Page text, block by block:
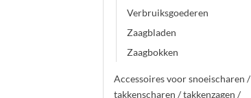
Verbruiksgoederen
Zaagbladen
Zaagbokken
Accessoires voor snoeischaren /
takkenscharen / takkenzagen /